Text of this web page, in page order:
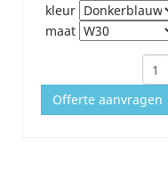
kleur
maat
Offerte aanvragen